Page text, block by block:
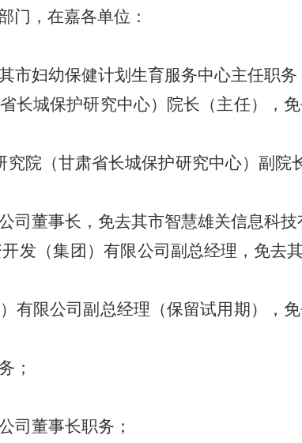
门，在嘉各单位：
市妇幼保健计划生育服务中心主任职务
长城保护研究中心）院长（主任），
究院（甘肃省长城保护研究中心）副院
司董事长，免去其市智慧雄关信息科
发（集团）有限公司副总经理，免去
有限公司副总经理（保留试用期），
；
司董事长职务；